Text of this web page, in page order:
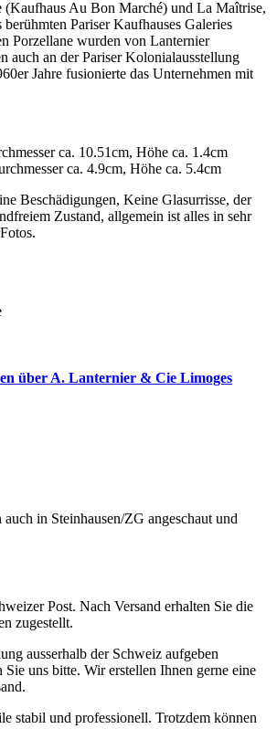
(Kaufhaus Au Bon Marché) und La Maîtrise,
Pariser Kaufhauses Galeries
Porzellane wurden von Lanternier
auch an der Pariser Kolonialausstellung
Jahre fusionierte das Unternehmen mit
ca. 10.51cm, Höhe ca. 1.4cm
ca. 4.9cm, Höhe ca. 5.4cm
Beschädigungen, Keine Glasurrisse, der
Zustand, allgemein ist alles in sehr
über A. Lanternier & Cie Limoges
in Steinhausen/ZG angeschaut und
Post. Nach Versand erhalten Sie die
zugestellt.
ausserhalb der Schweiz aufgeben
uns bitte. Wir erstellen Ihnen gerne eine
stabil und professionell. Trotzdem können